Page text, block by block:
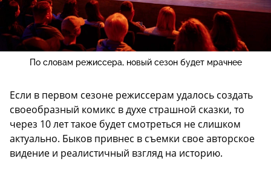
По словам режиссера, новый сезон будет мрачнее
Если в первом сезоне режиссерам удалось создать
своеобразный комикс в духе страшной сказки, то
через 10 лет такое будет смотреться не слишком
актуально. Быков привнес в съемки свое авторское
видение и реалистичный взгляд на историю.